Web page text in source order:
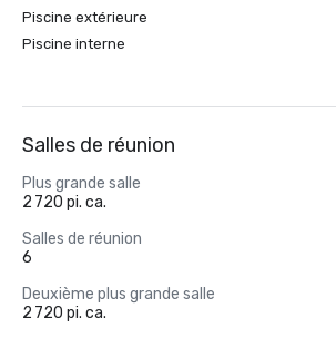
Piscine extérieure
Piscine interne
Salles de réunion
Plus grande salle
2 720 pi. ca.
Salles de réunion
6
Deuxième plus grande salle
2 720 pi. ca.